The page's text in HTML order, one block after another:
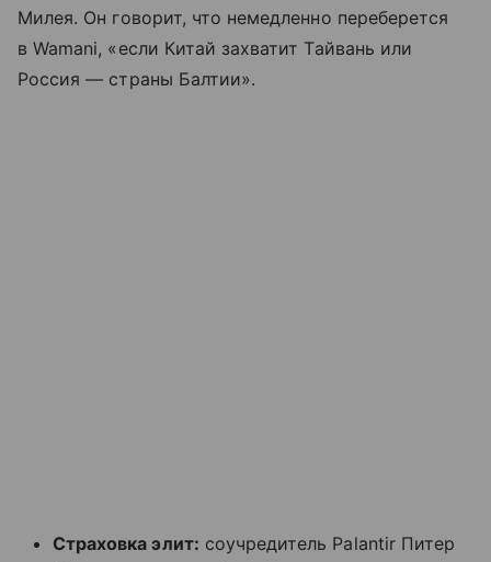
Милея. Он говорит, что немедленно переберется
в Wamani, «если Китай захватит Тайвань или
Россия — страны Балтии».
Страховка элит: соучредитель Palantir Питер